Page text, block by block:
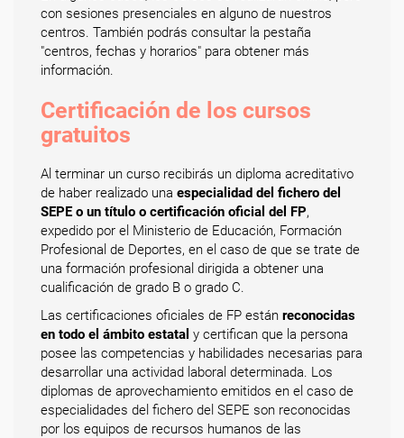
con sesiones presenciales en alguno de nuestros
centros. También podrás consultar la pestaña
"centros, fechas y horarios" para obtener más
información.
Certificación de los cursos
gratuitos
Al terminar un curso recibirás un diploma acreditativo
de haber realizado una especialidad del fichero del
SEPE o un título o certificación oficial del FP,
expedido por el Ministerio de Educación, Formación
Profesional de Deportes, en el caso de que se trate de
una formación profesional dirigida a obtener una
cualificación de grado B o grado C.
Las certificaciones oficiales de FP están reconocidas
en todo el ámbito estatal y certifican que la persona
posee las competencias y habilidades necesarias para
desarrollar una actividad laboral determinada. Los
diplomas de aprovechamiento emitidos en el caso de
especialidades del fichero del SEPE son reconocidas
por los equipos de recursos humanos de las